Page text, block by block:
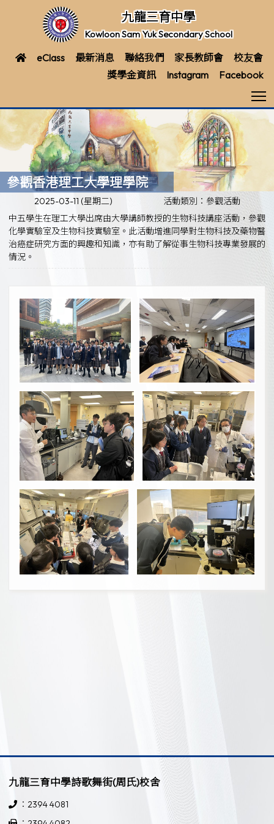
九龍三育中學
Kowloon Sam Yuk Secondary School
eClass 最新消息 聯絡我們 家長教師會
校友會
獎學金資訊
Instagram Facebook
參觀香港理工大學理學院
2025-03-11 (星期二)
活動類別：參觀活動
中五學生在理工大學出席由大學講師教授的生物科技講座活動，參觀
化學實驗室及生物科技實驗室。此活動增進同學對生物科技及藥物醫
治癌症研究方面的興趣和知識，亦有助了解從事生物科技專業發展的
情況。
九龍三育中學詩歌舞街(周氏)校舍
：2394 4081